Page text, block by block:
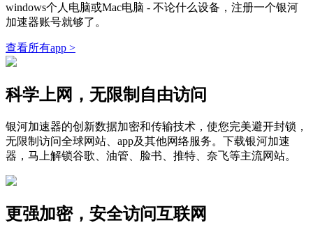
windows个人电脑或Mac电脑 - 不论什么设备，注册一个银河
加速器账号就够了。
查看所有app >
科学上网，无限制自由访问
银河加速器的创新数据加密和传输技术，使您完美避开封锁，
无限制访问全球网站、app及其他网络服务。下载银河加速
器，马上解锁谷歌、油管、脸书、推特、奈飞等主流网站。
更强加密，安全访问互联网